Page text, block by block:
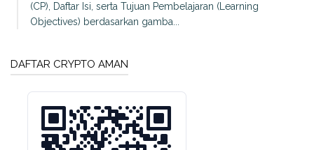
(CP), Daftar Isi, serta Tujuan Pembelajaran (Learning
Objectives) berdasarkan gamba...
DAFTAR CRYPTO AMAN